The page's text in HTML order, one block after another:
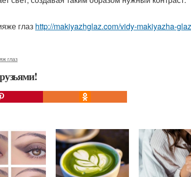
глаз http://makiyazhglaz.com/vidy-makiyazha-
глаз